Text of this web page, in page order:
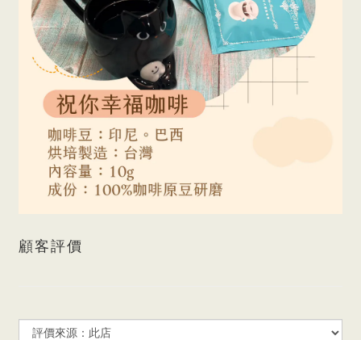
顧客評價